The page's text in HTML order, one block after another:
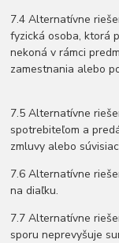
7.4 Alternatívne
fyzická osoba, ktorá
nekoná v rámci
zamestnania alebo
7.5 Alternatívne
spotrebiteľom a
zmluvy alebo
7.6 Alternatívne
na diaľku.
7.7 Alternatívne
sporu neprevyšuje